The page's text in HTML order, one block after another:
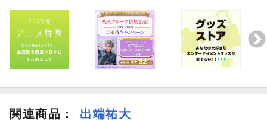
関連商品 ： 出端祐大